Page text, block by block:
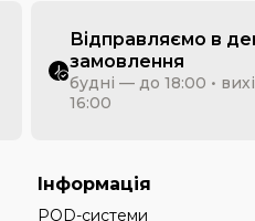
Відправляємо в
замовлення
будні — до 18:00 •
16:00
Інформація
POD-системи